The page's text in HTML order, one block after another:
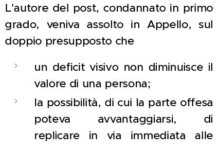
L'autore del post, condannato in primo
grado, veniva assolto in Appello, sul
doppio presupposto che
un deficit visivo non diminuisce il
valore di una persona;
la possibilità, di cui la parte offesa
poteva avvantaggiarsi, di
replicare in via immediata alle